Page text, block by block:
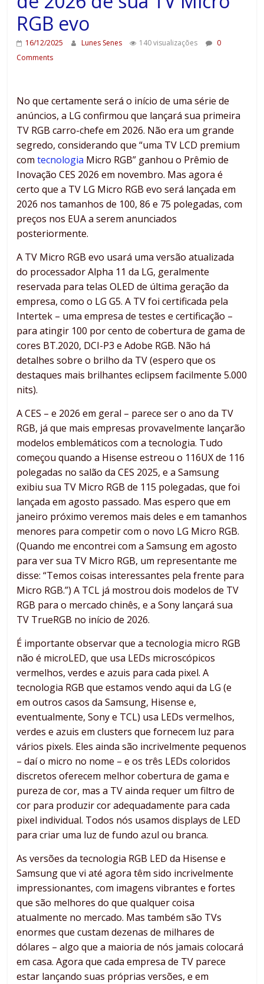
RGB evo
16/12/2025 Lunes Senes 140 visualizações
0
Comments
No que certamente será o início de uma série de
anúncios, a LG confirmou que lançará sua primeira
TV RGB carro-chefe em 2026. Não era um grande
segredo, considerando que “uma TV LCD premium
comtecnologia Micro RGB” ganhou o Prêmio de
Inovação CES 2026 em novembro. Mas agora é
certo que a TV LG Micro RGB evo será lançada em
2026 nos tamanhos de 100, 86 e 75 polegadas, com
preços nos EUA a serem anunciados
posteriormente.
A TV Micro RGB evo usará uma versão atualizada
do processador Alpha 11 da LG, geralmente
reservada para telas OLED de última geração da
empresa, como o LG G5. A TV foi certificada pela
Intertek – uma empresa de testes e certificação –
para atingir 100 por cento de cobertura de gama de
cores BT.2020, DCI-P3 e Adobe RGB. Não há
detalhes sobre o brilho da TV (espero que os
destaques mais brilhantes eclipsem facilmente 5.000
nits).
A CES – e 2026 em geral – parece ser o ano da TV
RGB, já que mais empresas provavelmente lançarão
modelos emblemáticos com a tecnologia. Tudo
começou quando a Hisense estreou o 116UX de 116
polegadas no salão da CES 2025, e a Samsung
exibiu sua TV Micro RGB de 115 polegadas, que foi
lançada em agosto passado. Mas espero que em
janeiro próximo veremos mais deles e em tamanhos
menores para competir com o novo LG Micro RGB.
(Quando me encontrei com a Samsung em agosto
para ver sua TV Micro RGB, um representante me
disse: “Temos coisas interessantes pela frente para
Micro RGB.”) A TCL já mostrou dois modelos de TV
RGB para o mercado chinês, e a Sony lançará sua
TV TrueRGB no início de 2026.
É importante observar que a tecnologia micro RGB
não é microLED, que usa LEDs microscópicos
vermelhos, verdes e azuis para cada pixel. A
tecnologia RGB que estamos vendo aqui da LG (e
em outros casos da Samsung, Hisense e,
eventualmente, Sony e TCL) usa LEDs vermelhos,
verdes e azuis em clusters que fornecem luz para
vários pixels. Eles ainda são incrivelmente pequenos
– daí o micro no nome – e os três LEDs coloridos
discretos oferecem melhor cobertura de gama e
pureza de cor, mas a TV ainda requer um filtro de
cor para produzir cor adequadamente para cada
pixel individual. Todos nós usamos displays de LED
para criar uma luz de fundo azul ou branca.
As versões da tecnologia RGB LED da Hisense e
Samsung que vi até agora têm sido incrivelmente
impressionantes, com imagens vibrantes e fortes
que são melhores do que qualquer coisa
atualmente no mercado. Mas também são TVs
enormes que custam dezenas de milhares de
dólares – algo que a maioria de nós jamais colocará
em casa. Agora que cada empresa de TV parece
estar lançando suas próprias versões, e em